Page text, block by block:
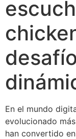
En el mundo
evolucionado
han convertido